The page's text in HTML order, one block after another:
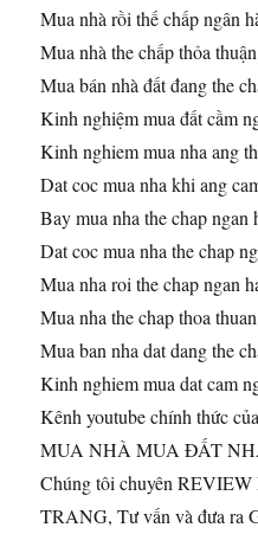
Mua nhà rồi thế chấp ngân
Mua nhà the chấp thỏa
Mua bán nhà đất đang the
Kinh nghiệm mua đất cầm
Kinh nghiem mua nha ang
Dat coc mua nha khi ang
Bay mua nha the chap ngan
Dat coc mua nha the chap
Mua nha roi the chap ngan
Mua nha the chap thoa
Mua ban nha dat dang the
Kinh nghiem mua dat cam
Kênh youtube chính thức
MUA NHÀ MUA ĐẤT
Chúng tôi chuyên
TRANG, Tư vấn và đưa ra